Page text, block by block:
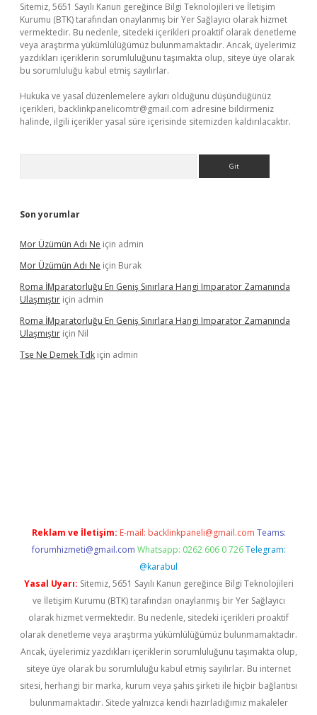
Sitemiz, 5651 Sayılı Kanun gereğince Bilgi Teknolojileri ve İletişim
Kurumu (BTK) tarafından onaylanmış bir Yer Sağlayıcı olarak hizmet
vermektedir. Bu nedenle, sitedeki içerikleri proaktif olarak denetleme
veya araştırma yükümlülüğümüz bulunmamaktadır. Ancak, üyelerimiz
yazdıkları içeriklerin sorumluluğunu taşımakta olup, siteye üye olarak
bu sorumluluğu kabul etmiş sayılırlar.
Hukuka ve yasal düzenlemelere aykırı olduğunu düşündüğünüz
içerikleri, backlinkpanelicomtr@gmail.com adresine bildirmeniz
halinde, ilgili içerikler yasal süre içerisinde sitemizden kaldırılacaktır.
Son yorumlar
Mor Üzümün Adı Ne için admin
Mor Üzümün Adı Ne için Burak
Roma İMparatorluğu En Geniş Sınırlara Hangi Imparator Zamanında
Ulaşmıştır için admin
Roma İMparatorluğu En Geniş Sınırlara Hangi Imparator Zamanında
Ulaşmıştır için Nil
Tse Ne Demek Tdk için admin
Reklam ve İletişim: E-mail: backlinkpaneli@gmail.com Teams:
forumhizmeti@gmail.com Whatsapp: 0262 606 0 726 Telegram:
@karabul
Yasal Uyarı: Sitemiz, 5651 Sayılı Kanun gereğince Bilgi Teknolojileri
ve İletişim Kurumu (BTK) tarafından onaylanmış bir Yer Sağlayıcı
olarak hizmet vermektedir. Bu nedenle, sitedeki içerikleri proaktif
olarak denetleme veya araştırma yükümlülüğümüz bulunmamaktadır.
Ancak, üyelerimiz yazdıkları içeriklerin sorumluluğunu taşımakta olup,
siteye üye olarak bu sorumluluğu kabul etmiş sayılırlar. Bu internet
sitesi, herhangi bir marka, kurum veya şahıs şirketi ile hiçbir bağlantısı
bulunmamaktadır. Sitede yalnızca kendi hazırladığımız makaleler